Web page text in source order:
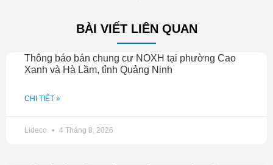
BÀI VIẾT LIÊN QUAN
Thông báo bán chung cư NOXH tại phường Cao
Xanh và Hà Lầm, tỉnh Quảng Ninh
CHI TIẾT »
Lideco 4 Tháng 8, 2026